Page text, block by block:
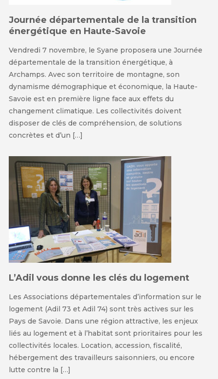
Journée départementale de la transition
énergétique en Haute-Savoie
Vendredi 7 novembre, le Syane proposera une Journée
départementale de la transition énergétique, à
Archamps. Avec son territoire de montagne, son
dynamisme démographique et économique, la Haute-
Savoie est en première ligne face aux effets du
changement climatique. Les collectivités doivent
disposer de clés de compréhension, de solutions
concrètes et d’un […]
L’Adil vous donne les clés du logement
Les Associations départementales d’information sur le
logement (Adil 73 et Adil 74) sont très actives sur les
Pays de Savoie. Dans une région attractive, les enjeux
liés au logement et à l’habitat sont prioritaires pour les
collectivités locales. Location, accession, fiscalité,
hébergement des travailleurs saisonniers, ou encore
lutte contre la […]